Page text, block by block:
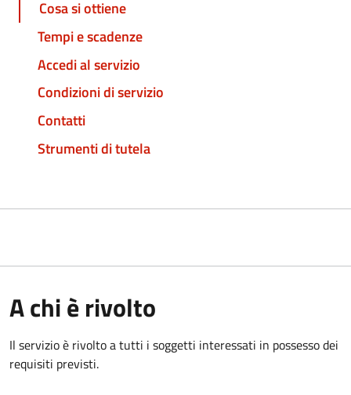
Cosa si ottiene
Tempi e scadenze
Accedi al servizio
Condizioni di servizio
Contatti
Strumenti di tutela
A chi è rivolto
Il servizio è rivolto a tutti i soggetti interessati in possesso dei
requisiti previsti.